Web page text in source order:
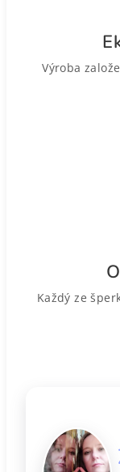
Výroba
Každý ze